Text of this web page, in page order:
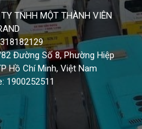
TNHH MỘT THÀNH VIÊN
Đường Số 8, Phường Hiệp
Hồ Chí Minh, Việt Nam
1900252511